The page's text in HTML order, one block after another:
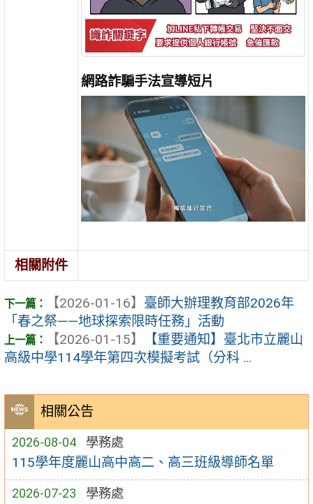
相關公告
2026-08-04 學務處
115學年度麗山高中高二、高三班級導師名單
2026-07-23 學務處
網路詐騙手法宣導短片
相關附件
【2026-01-16】 臺師大辦理教育部2026年
「春之祭——地球探索限時任務」活動
【2026-01-15】
【重要通知】臺北市立麗山
高級中學114學年第四次模擬考試（分科 ...